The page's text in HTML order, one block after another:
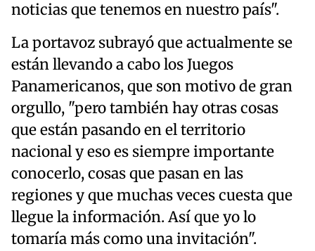
noticias que tenemos en nuestro país".
La portavoz subrayó que actualmente se
están llevando a cabo los Juegos
Panamericanos, que son motivo de gran
orgullo, "pero también hay otras cosas
que están pasando en el territorio
nacional y eso es siempre importante
conocerlo, cosas que pasan en las
regiones y que muchas veces cuesta que
llegue la información. Así que yo lo
tomaría más como una invitación".